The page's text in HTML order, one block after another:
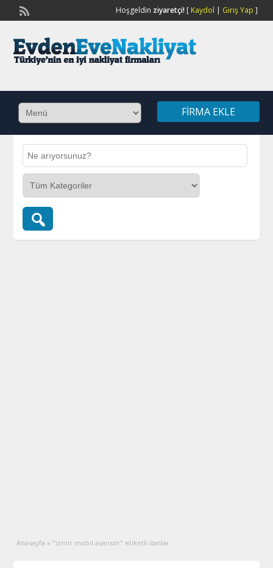
Hoşgeldin ziyaretçi![ Kaydol | Giriş Yap ]
FIRMA EKLE
Anasayfa » "izmir mobil asansör" etiketli ilanlar